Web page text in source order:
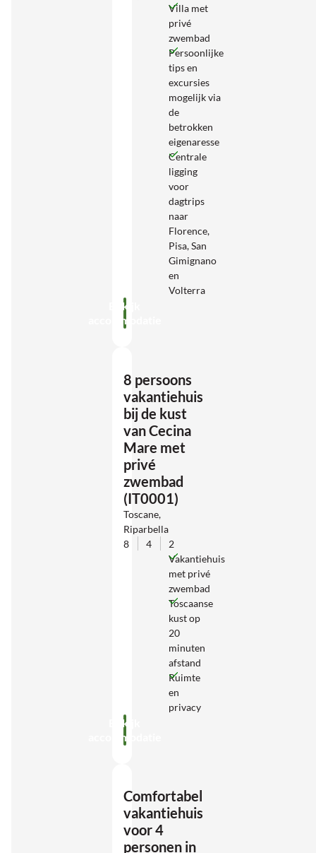
Villa met
privé
zwembad
Persoonlijke
tips en
excursies
mogelijk via
de
betrokken
eigenaresse
Centrale
ligging
voor
dagtrips
naar
Florence,
Pisa, San
Gimignano
en
Volterra
Bekijk
accommodatie
8 persoons
vakantiehuis
bij de kust
van Cecina
Mare met
privé
zwembad
(IT0001)
Toscane,
Riparbella
8
4
2
Vakantiehuis
met privé
zwembad
Toscaanse
kust op
20
minuten
afstand
Ruimte
en
privacy
Bekijk
accommodatie
Comfortabel
vakantiehuis
voor 4
personen in